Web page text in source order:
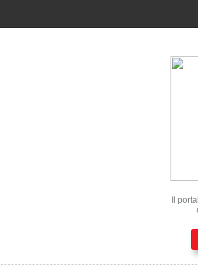
Il